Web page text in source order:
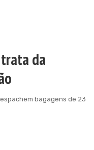
da
bagagens de 23